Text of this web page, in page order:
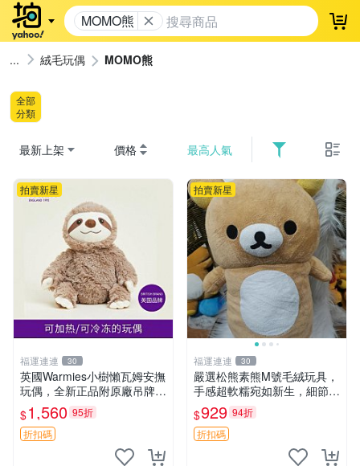
MOMO熊 登
絨毛玩偶 MOMO熊
全部
分類
最新上架 價格 最高人氣
拍賣新星
福運連連 30
英國Warmies小樹懶瓦姆安撫
玩偶，全新正品附原廠吊牌與
防塵袋，內藏薰衣草可加熱，
適合各個年齡層，冷暖兩用享
受抱抱樂趣，不容錯過嚴選好
$1,560 95折
折扣碼
拍賣新星
福運連連 30
嚴選松熊素熊M號毛絨玩具，
手感超軟糯宛如新生，細節精
緻完美無瑕，推薦送禮或珍
藏，中古狀態保養得宜。 松
熊 素熊 毛絨doll
$929 94折
折扣碼